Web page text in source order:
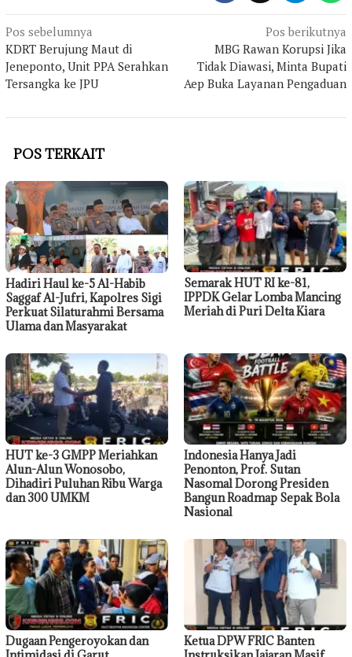
Navigasi
pos
Pos sebelumnya
KDRT Berujung Maut di
Jeneponto, Unit PPA Serahkan
Tersangka ke JPU
Pos berikutnya
MBG Rawan Korupsi Jika
Tidak Diawasi, Minta Bupati
Aep Buka Layanan Pengaduan
POS TERKAIT
Hadiri Haul ke-5 Al-Habib
Saggaf Al-Jufri, Kapolres Sigi
Perkuat Silaturahmi Bersama
Ulama dan Masyarakat
Semarak HUT RI ke-81,
IPPDK Gelar Lomba Mancing
Meriah di Puri Delta Kiara
HUT ke-3 GMPP Meriahkan
Alun-Alun Wonosobo,
Dihadiri Puluhan Ribu Warga
dan 300 UMKM
Indonesia Hanya Jadi
Penonton, Prof. Sutan
Nasomal Dorong Presiden
Bangun Roadmap Sepak Bola
Nasional
Dugaan Pengeroyokan dan
Ketua DPW FRIC Banten